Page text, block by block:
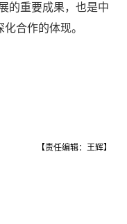
的重要成果，也是中
合作的体现。
【责任编辑：王辉】